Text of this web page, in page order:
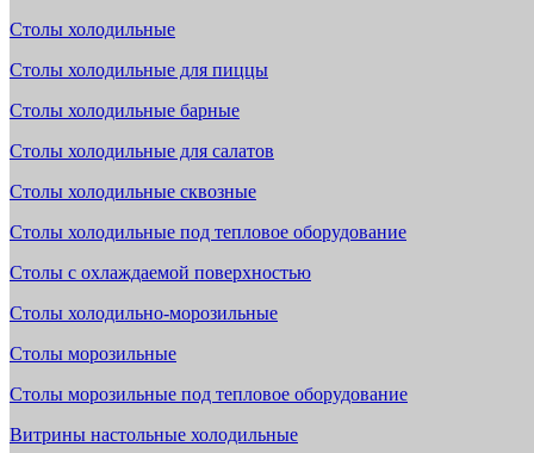
Столы холодильные
Столы холодильные для пиццы
Столы холодильные барные
Столы холодильные для салатов
Столы холодильные сквозные
Столы холодильные под тепловое оборудование
Столы с охлаждаемой поверхностью
Столы холодильно-морозильные
Столы морозильные
Столы морозильные под тепловое оборудование
Витрины настольные холодильные